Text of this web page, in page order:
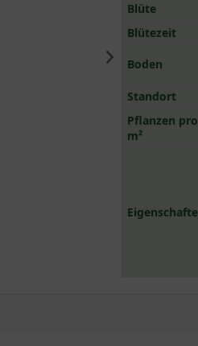
Blüte
Blütezeit
Boden
Standort
Pflanzen pro
m²